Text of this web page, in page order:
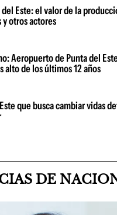
Este: el valor de la
otros actores
Aeropuerto de Punta del
alto de los últimos 12 años
que busca cambiar vidas
DE